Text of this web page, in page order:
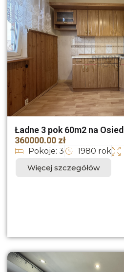
Ładne 3 pok 60m2 na
360000.00 zł
Pokoje: 3 1980 rok
Więcej szczegółów